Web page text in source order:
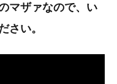
マザァなので、い
さい。